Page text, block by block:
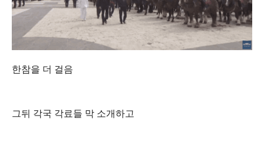
한참을 더 걸음
그뒤 각국 각료들 막 소개하고